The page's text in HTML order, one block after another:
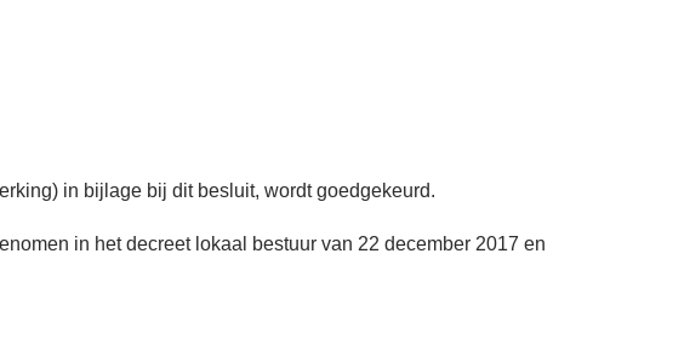
in bijlage bij dit besluit, wordt goedgekeurd.
in het decreet lokaal bestuur van 22 december 2017 en